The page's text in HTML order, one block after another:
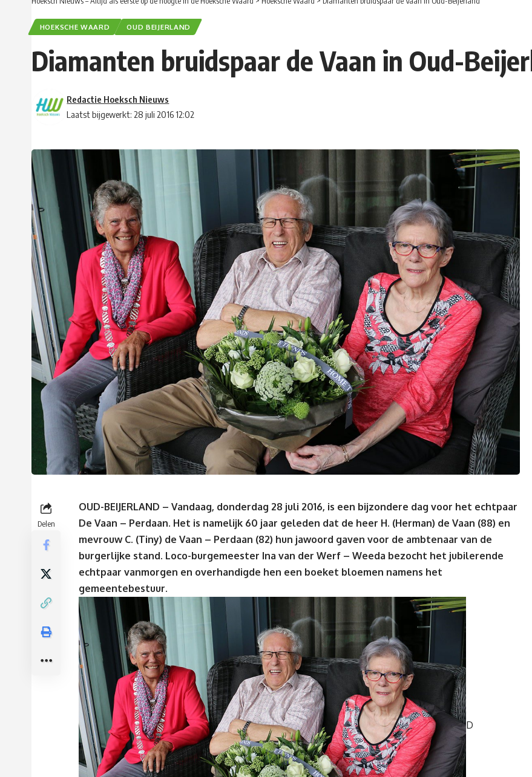
HOEKSCHE WAARD OUD BEIJERLAND
Diamanten bruidspaar de Vaan in Oud-
Laatst bijgewerkt: 28 juli 2016 12:02
Redactie Hoeksch Nieuws
Delen
OUD-BEIJERLAND – Vandaag, donderdag 28 juli 2016, is een bijzondere dag voor het echtpaar
De Vaan – Perdaan. Het is namelijk 60 jaar geleden dat de heer H. (Herman) de Vaan (88) en
mevrouw C. (Tiny) de Vaan – Perdaan (82) hun jawoord gaven voor de ambtenaar van de
burgerlijke stand. Loco-burgemeester Ina van der Werf – Weeda bezocht het jubilerende
echtpaar vanmorgen en overhandigde hen een boeket bloemen namens het
gemeentebestuur.
D